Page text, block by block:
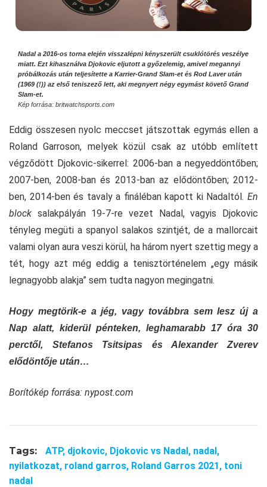
Nadal a 2016-os torna elején visszalépni kényszerült csuklótörés veszélye
miatt. Ezt kihasználva Djokovic eljutott a győzelemig, amivel megannyi
próbálkozás után teljesítette a Karrier-Grand Slam-et és Rod Laver után
(1969 (!)) az első teniszező lett, aki megnyert négy egymást követő Grand
Slam-et.
Kép forrása: britwatchsports.com
Eddig összesen nyolc meccset játszottak egymás ellen a
Roland Garroson, melyek közül csak az utóbb említett
végződött Djokovic-sikerrel: 2006-ban a negyeddöntőben;
2007-ben, 2008-ban és 2013-ban az elődöntőben; 2012-
ben, 2014-ben és tavaly a fináléban kapott ki Nadaltól. En
block salakpályán 19-7-re vezet Nadal, vagyis Djokovic
tényleg megüti a spanyol salakos szintjét, de a mallorcait
valami olyan aura veszi körül, ha három nyert szettig megy a
tét, hogy azt még eddig a tenisztörténelem „egy másik
legnagyobb alakja” sem tudta nagyon megingatni.
Hogy megtörik-e a jég, vagy továbbra sem lesz új a
Nap alatt, kiderül pénteken, leghamarabb 17 óra 30
perctől, Stefanos Tsitsipas és Alexander Zverev
elődöntője után…
Borítókép forrása: nypost.com
Tags: ATP, djokovic, Djokovic vs Nadal, nadal,
nyilatkozat, roland garros, Roland Garros 2021, toni
nadal